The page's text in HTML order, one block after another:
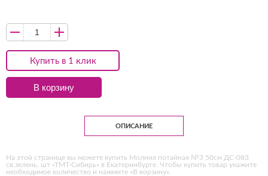
Купить в 1 клик
В корзину
ОПИСАНИЕ
На этой странице вы можете купить Молния потайная №3 50см ДС-083
св.зелень, шт «ТМТ-Сибирь» в Екатеринбурге. Чтобы купить товар укажите
необходимое количество и нажмите «В корзину».